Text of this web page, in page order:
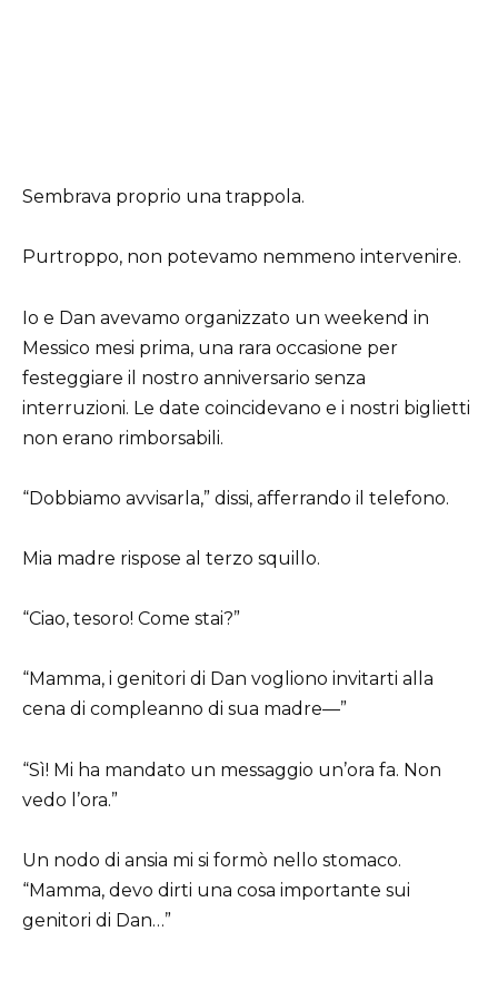
Sembrava proprio una trappola.
Purtroppo, non potevamo nemmeno intervenire.
Io e Dan avevamo organizzato un weekend in
Messico mesi prima, una rara occasione per
festeggiare il nostro anniversario senza
interruzioni. Le date coincidevano e i nostri biglietti
non erano rimborsabili.
“Dobbiamo avvisarla,” dissi, afferrando il telefono.
Mia madre rispose al terzo squillo.
“Ciao, tesoro! Come stai?”
“Mamma, i genitori di Dan vogliono invitarti alla
cena di compleanno di sua madre—”
“Sì! Mi ha mandato un messaggio un’ora fa. Non
vedo l’ora.”
Un nodo di ansia mi si formò nello stomaco.
“Mamma, devo dirti una cosa importante sui
genitori di Dan…”